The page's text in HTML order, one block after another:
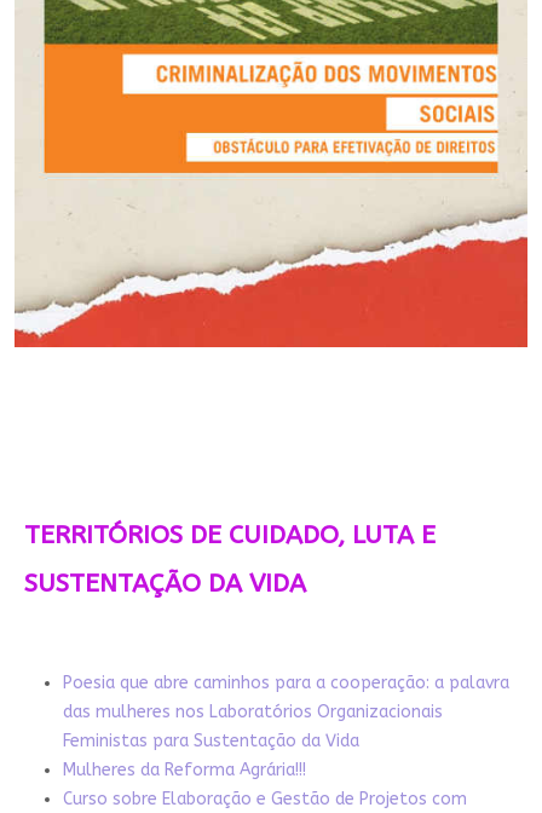
TERRITÓRIOS DE CUIDADO, LUTA E
SUSTENTAÇÃO DA VIDA
Poesia que abre caminhos para a cooperação: a palavra
das mulheres nos Laboratórios Organizacionais
Feministas para Sustentação da Vida
Mulheres da Reforma Agrária!!!
Curso sobre Elaboração e Gestão de Projetos com